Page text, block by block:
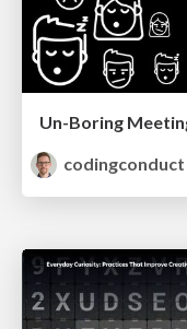
Un-Boring
codingconduct